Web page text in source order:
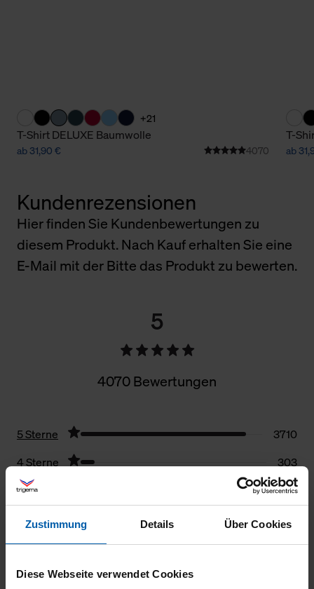
Zustimmung Details Über Cookies
Diese Webseite verwendet Cookies
+21
T-Shirt DELUXE Baumwolle
ab 31,90 € 4070
T-
ab
Kundenrezensionen
Hier finden Sie Kundenbewertungen zu
diesem Produkt. Nach Kauf erhalten Sie eine
E-Mail mit der Bitte das Produkt zu bewerten.
5
4070 Bewertungen
5 Sterne
3710
4 Sterne
303
3 Sterne
33
2 Sterne
1 Stern
8
Filter zurücksetzen